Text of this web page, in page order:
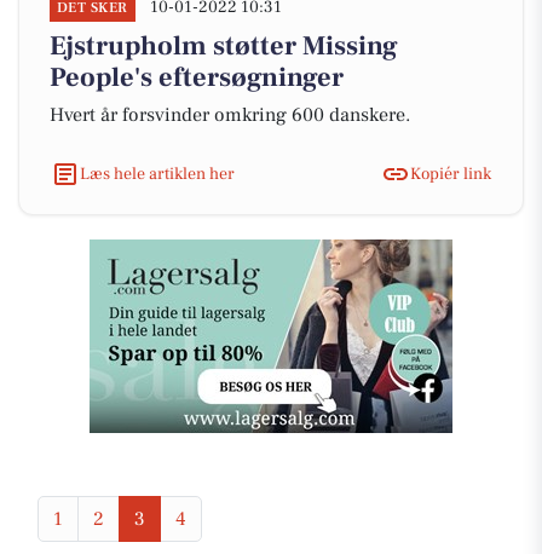
DET SKER 10-01-2022 10:31
Ejstrupholm støtter Missing
People's eftersøgninger
Hvert år forsvinder omkring 600 danskere.
Læs hele artiklen her Kopiér link
1 2 3 4